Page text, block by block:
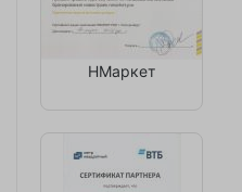
НМаркет